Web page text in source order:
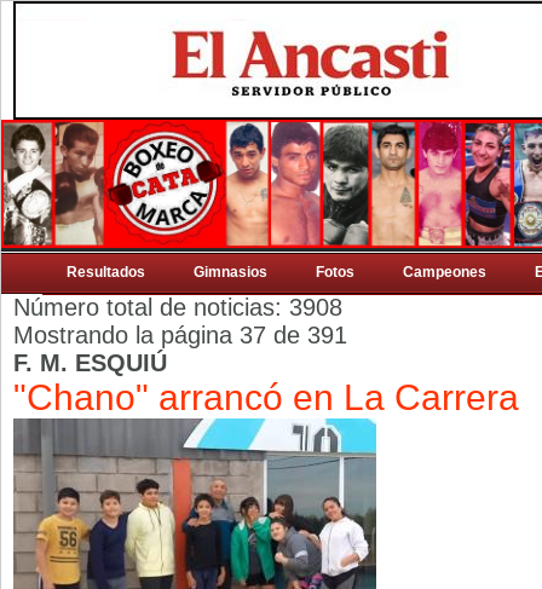
Resultados Gimnasios Fotos Campeones
Número total de noticias: 3908
Mostrando la página 37 de 391
F. M. ESQUIÚ
"Chano" arrancó en La Carrera